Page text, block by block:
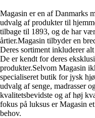
Magasin er en af Danmarks
udvalg af produkter til
tilbage til 1893, og de har
årtier.Magasin tilbyder en
Deres sortiment inkluderer
De er kendt for deres
produkter.Selvom Magasin
specialiseret butik for jysk
udvalg af senge, madrasser
kvalitetsbevidste og af høj
fokus på luksus er Magasin
behov.